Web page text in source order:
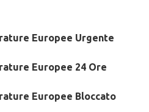
Europee Urgente
Europee 24 Ore
Europee Bloccato